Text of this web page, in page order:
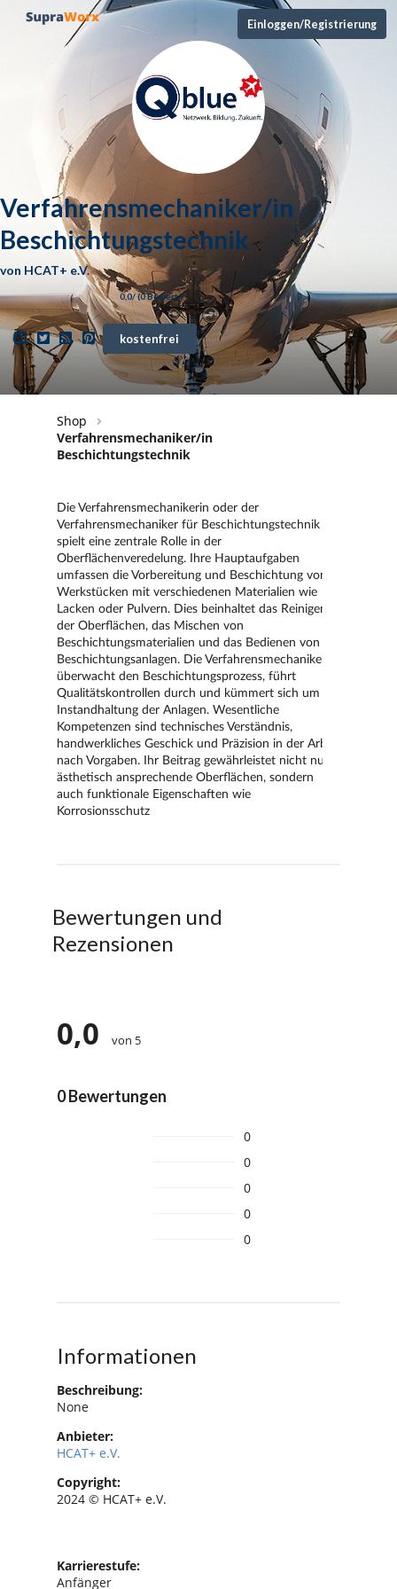
Einloggen/Registrierung
Verfahrensmechaniker/in
Beschichtungstechnik
von HCAT+ e.V.
0,0/ (0Bewert.)
kostenfrei
Shop
Verfahrensmechaniker/in
Beschichtungstechnik
Bewertungen und
Rezensionen
0,0 von 5
0 Bewertungen
0
0
0
0
0
Informationen
Beschreibung:
None
Anbieter:
HCAT+ e.V.
Copyright:
2024 © HCAT+ e.V.
Karrierestufe:
Anfänger